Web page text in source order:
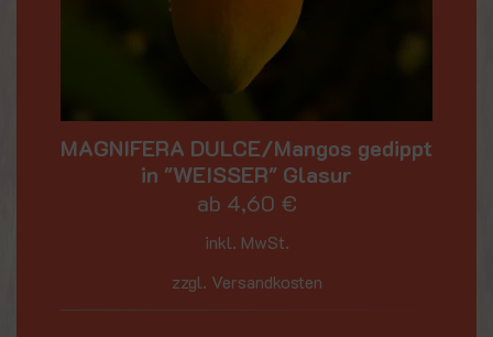
MAGNIFERA DULCE/Mangos gedippt
in "WEISSER" Glasur
ab 4,60 €
inkl. MwSt.
zzgl. Versandkosten